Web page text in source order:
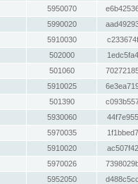
5950070
5990020
5910030
502000
501060
5910025
501390
5930060
5970035
5910020
5970026
5952050